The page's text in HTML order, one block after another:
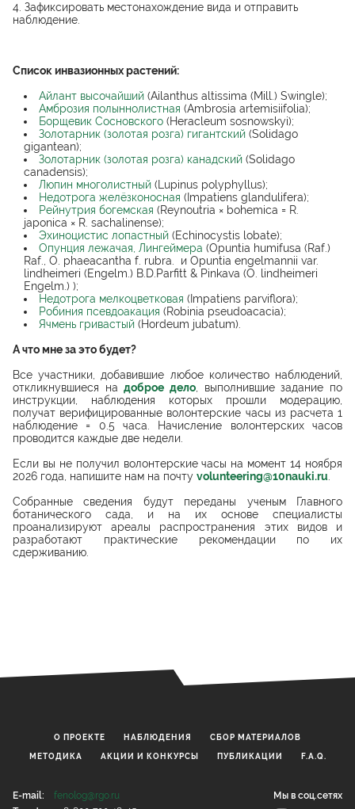
4. Зафиксировать местонахождение вида и отправить
наблюдение.
Список инвазионных растений:
Айлант высочайший (Ailanthus altissima (Mill.) Swingle);
Амброзия полыннолистная (Ambrosia artemisiifolia);
Борщевик Сосновского (Heracleum sosnowskyi);
Золотарник (золотая розга) гигантский (Solidago
gigantean);
Золотарник (золотая розга) канадский (Solidago
canadensis);
Люпин многолистный (Lupinus polyphyllus);
Недотрога желёзконосная (Impatiens glandulifera);
Рейнутрия богемская (Reynoutria × bohemica = R.
japonica × R. sachalinense);
Эхиноцистис лопастный (Echinocystis lobate);
Опунция лежачая, Лингеймера (Opuntia humifusa (Raf.)
Raf., O. phaeacantha f. rubra. и Opuntia engelmannii var.
lindheimeri (Engelm.) B.D.Parfitt & Pinkava (O. lindheimeri
Engelm.) );
Недотрога мелкоцветковая (Impatiens parviflora);
Робиния псевдоакация (Robinia pseudoacacia);
Ячмень гривастый (Hordeum jubatum).
А что мне за это будет?
Все участники, добавившие любое количество наблюдений,
откликнувшиеся надоброе дело , выполнившие задание по
инструкции, наблюдения которых прошли модерацию,
получат верифицированные волонтерские часы из расчета 1
наблюдение = 0.5 часа. Начисление волонтерских часов
проводится каждые две недели.
Если вы не получил волонтерские часы на момент 14 ноября
2026 года, напишите нам на почту volunteering@10nauki.ru
Собранные сведения будут переданы ученым Главного
ботанического сада, и на их основе специалисты
проанализируют ареалы распространения этих видов и
разработают практические рекомендации по их
сдерживанию.
О ПРОЕКТЕ НАБЛЮДЕНИЯ CБОР МАТЕРИАЛОВ
МЕТОДИКА АКЦИИ И КОНКУРСЫ ПУБЛИКАЦИИ F.A.Q.
Мы в соц.сетях
E-mail:
fenolog@rgo.ru